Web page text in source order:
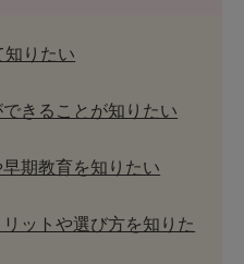
知りたい
きることが知りたい
期教育を知りたい
ットや選び方を知りた